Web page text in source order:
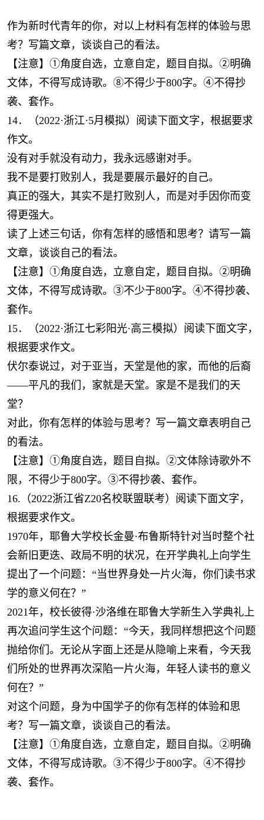
作为新时代青年的你，对以上材料有怎样的体验与思
考？写篇文章，谈谈自己的看法。
【注意】①角度自选，立意自定，题目自拟。②明确
文体，不得写成诗歌。⑧不得少于800字。④不得抄
袭、套作。
14．（2022·浙江·5月模拟）阅读下面文字，根据要求
作文。
没有对手就没有动力，我永远感谢对手。
我不是要打败别人，我是要展示最好的自己。
真正的强大，其实不是打败别人，而是对手因你而变
得更强大。
读了上述三句话，你有怎样的感悟和思考？请写一篇
文章，谈谈自己的看法。
【注意】①角度自选，立意自定，题目自拟。②明确
文体，不得写成诗歌。③不少于800字。④不得抄袭、
套作。
15．（2022·浙江七彩阳光·高三模拟）阅读下面文字，
根据要求作文。
伏尔泰说过，对于亚当，天堂是他的家，而他的后裔
——平凡的我们，家就是天堂。家是不是我们的天
堂？
对此，你有怎样的体验与思考？写一篇文章表明自己
的看法。
【注意】①角度自选，题目自拟。②文体除诗歌外不
限，不得少于800字。③不得抄袭、套作。
16.（2022浙江省Z20名校联盟联考）阅读下面文字，
根据要求作文。
1970年，耶鲁大学校长金曼·布鲁斯特针对当时整个社
会新旧更迭、政局不明的状况，在开学典礼上向学生
提出了一个问题：“当世界身处一片火海，你们读书求
学的意义何在？”
2021年，校长彼得·沙洛维在耶鲁大学新生入学典礼上
再次追问学生这个问题：“今天，我同样想把这个问题
抛给你们。无论从字面上还是从隐喻上来看，今天我
们所处的世界再次深陷一片火海，年轻人读书的意义
何在？”
对这个问题，身为中国学子的你有怎样的体验和思
考？写一篇文章，谈谈自己的看法。
【注意】①角度自选，立意自定，题目自拟。②明确
文体，不得写成诗歌。③不得少于800字。④不得抄
袭、套作。